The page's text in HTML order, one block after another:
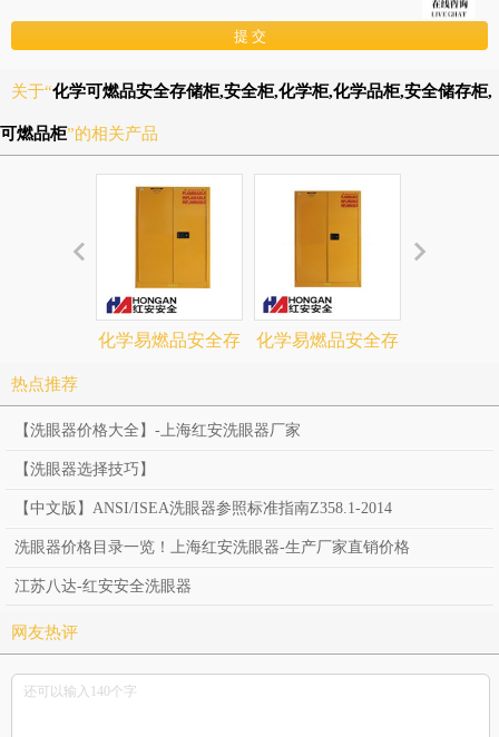
关于“化学可燃品安全存储柜,安全柜,化学柜,化学品柜,安全储存柜,
可燃品柜”的相关产品
化学易燃品安全存
色-CHEMICAL
SAFETY
STORAGE
CABINET
化学易燃品安全存
色-CHEMICAL
STORAGE
CABINET
热点推荐
【洗眼器价格大全】-上海红安洗眼器厂家
【洗眼器选择技巧】
【中文版】ANSI/ISEA洗眼器参照标准指南Z358.1-2014
洗眼器价格目录一览！上海红安洗眼器-生产厂家直销价格
江苏八达-红安安全洗眼器
网友热评